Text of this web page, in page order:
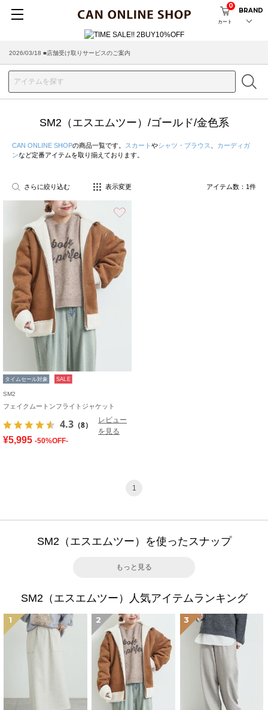
カート
0
BRAND
2026/03/18 ■店舗受け取りサービスのご案内
SM2（エスエムツー）/ゴールド/金色系
CAN ONLINE SHOPの商品一覧です。 スカート やシャツ・ブラウス
カーディガ
ンなど定番アイテムを取り揃えております。
さらに絞り込む 表示変更 アイテム数： 1件
タイムセール対象 SALE
SM2
フェイクムートンフライトジャケット
4.3 （8）
レビュー
を見る
¥5,995 -50%OFF-
1
SM2（エスエムツー）を使ったスナップ
もっと見る
SM2（エスエムツー）人気アイテムランキング
1 2 3